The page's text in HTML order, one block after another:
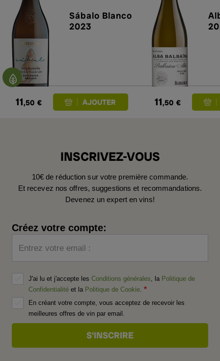
Sábalo Blanco
2023
11,50 € 11,50 €
INSCRIVEZ-VOUS
10€ de réduction sur votre première commande.
Et recevez nos offres, suggestions et recommandations.
Devenez un expert en vins!
Créez votre compte:
Entrez votre email :
J'ai lu et j'accepte les Conditions générales , la Politique de
Confidentialité et la Politique de Cookie
En créant votre compte, vous acceptez de recevoir les
meilleures offres de vin par email.